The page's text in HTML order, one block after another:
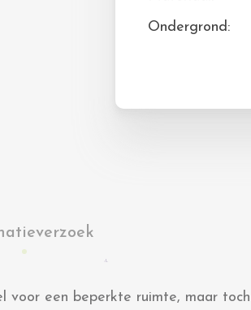
Ondergrond:
voor een beperkte ruimte, maar